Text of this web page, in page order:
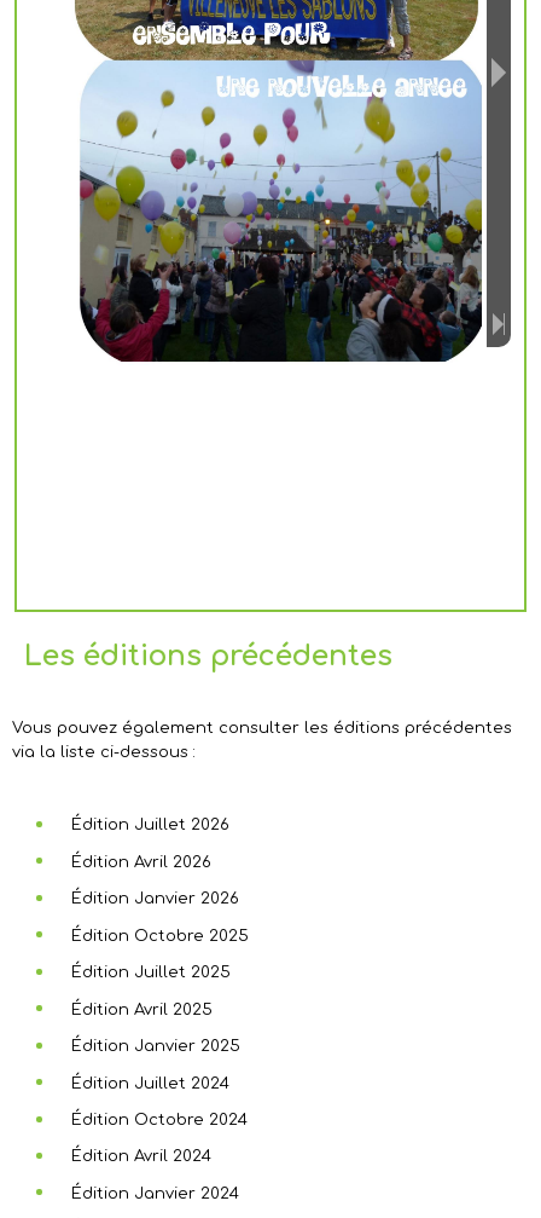
Les éditions précédentes
Vous pouvez également consulter les éditions précédentes
via la liste ci-dessous :
Édition Juillet 2026
Édition Avril 2026
Édition Janvier 2026
Édition Octobre 2025
Édition Juillet 2025
Édition Avril 2025
Édition Janvier 2025
Édition Juillet 2024
Édition Octobre 2024
Édition Avril 2024
Édition Janvier 2024